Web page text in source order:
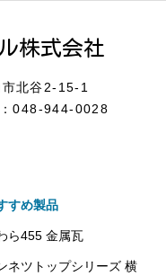
て
株式会社
北谷2-15-1
048-944-0028
すめ製品
ら455 金属瓦
ネツトップシリーズ 横